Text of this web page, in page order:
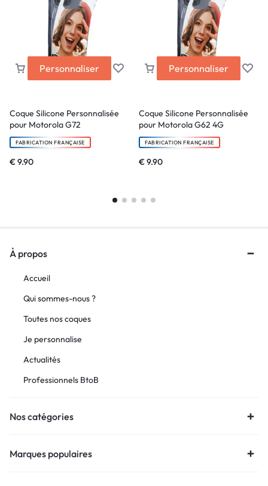
Personnaliser
Coque Silicone Personnalisée
pour Motorola G72
FABRICATION FRANÇAISE
€9.90
Personnaliser
Coque Silicone Personnalisée
pour Motorola G62 4G
FABRICATION FRANÇAISE
€9.90
À propos
Accueil
Qui sommes-nous ?
Toutes nos coques
Je personnalise
Actualités
Professionnels BtoB
Nos catégories
Marques populaires